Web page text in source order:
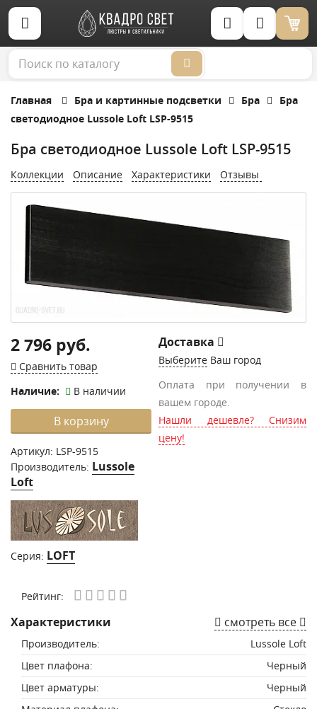
Корзина (0)
Главная Бра и картинные подсветки Бра
Бра
светодиодное Lussole Loft LSP-9515
Бра светодиодное Lussole Loft LSP-9515
Коллекции Описание Характеристики Отзывы
2 796 руб.
Сравнить товар
Наличие:
В наличии
В корзину
Артикул: LSP-9515
Производитель: Lussole
Loft
Серия: LOFT
Доставка
Выберите Ваш город
Оплата при получении в
вашем городе.
Нашли дешевле? Снизим
цену!
Рейтинг:
Характеристики смотреть все
Производитель:
Lussole Loft
Цвет плафона:
Черный
Цвет арматуры:
Черный